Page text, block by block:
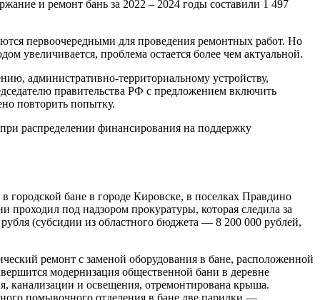
и ремонт бань за 2022 – 2024 годы составили 1 497
первоочередными для проведения ремонтных работ. Но
увеличивается, проблема остается более чем актуальной.
административно-территориальному устройству,
правительства РФ с предложением включить
повторить попытку.
распределении финансирования на поддержку
городской бане в городе Кировске, в поселках Правдино
под надзором прокуратуры, которая следила за
(субсидии из областного бюджета — 8 200 000 рублей,
ремонт с заменой оборудования в бане, расположенной
модернизация общественной бани в деревне
канализации и освещения, отремонтирована крыша.
помывочного отделения в бане две парилки —